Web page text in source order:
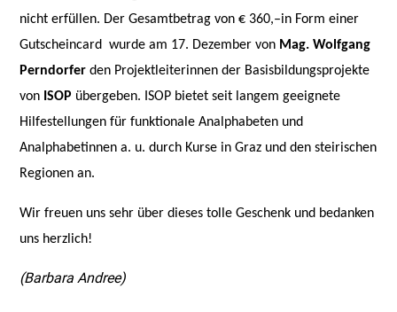
nicht erfüllen. Der Gesamtbetrag von € 360,–in Form einer
Gutscheincard wurde am 17. Dezember von Mag. Wolfgang
Perndorfer den Projektleiterinnen der Basisbildungsprojekte
von ISOP übergeben. ISOP bietet seit langem geeignete
Hilfestellungen für funktionale Analphabeten und
Analphabetinnen a. u. durch Kurse in Graz und den steirischen
Regionen an.
Wir freuen uns sehr über dieses tolle Geschenk und bedanken
uns herzlich!
(Barbara Andree)